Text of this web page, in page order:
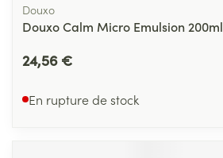
Douxo
Douxo Calm Micro Emulsion 200ml
24,56 €
En rupture de stock